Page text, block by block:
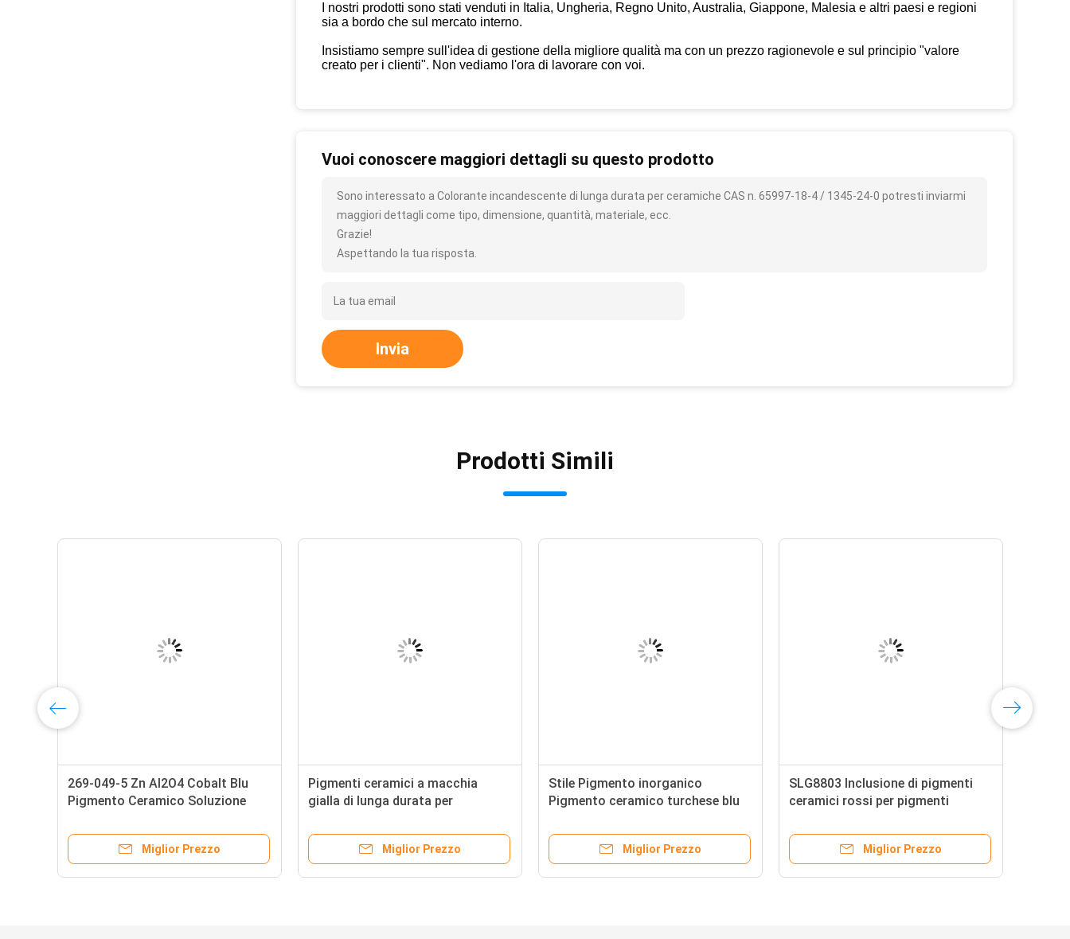
I nostri prodotti sono stati venduti in Italia, Ungheria, Regno Unito, Australia, Giappone, Malesia e altri paesi e regioni
sia a bordo che sul mercato interno.
Insistiamo sempre sull'idea di gestione della migliore qualità ma con un prezzo ragionevole e sul principio "valore
creato per i clienti". Non vediamo l'ora di lavorare con voi.
Vuoi conoscere maggiori dettagli su questo prodotto
Sono interessato a Colorante incandescente di lunga durata per ceramiche CAS n. 65997-18-4 / 1345-24-0 potresti inviarmi
maggiori dettagli come tipo, dimensione, quantità, materiale, ecc.
Grazie!
Aspettando la tua risposta.
Invia
Prodotti Simili
269-049-5 Zn Al2O4 Cobalt Blu
Pigmento Ceramico Soluzione
Miglior Prezzo
Pigmenti ceramici a macchia
gialla di lunga durata per
Miglior Prezzo
Stile Pigmento inorganico
Pigmento ceramico turchese blu
Miglior Prezzo
SLG8803 Inclusione di pigmenti
ceramici rossi per pigmenti
Miglior Prezzo